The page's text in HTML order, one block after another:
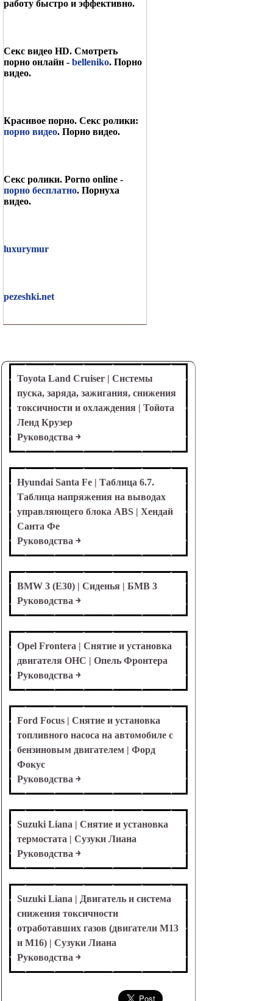
работу быстро и эффективно.
Секс видео HD. Смотреть
порно онлайн - belleniko. Порно
видео.
Красивое порно. Секс ролики:
порно видео. Порно видео.
Секс ролики. Porno online -
порно бесплатно. Порнуха
видео.
luxurymur
pezeshki.net
Toyota Land Cruiser | Системы
пуска, заряда, зажигания, снижения
токсичности и охлаждения | Тойота
Ленд Крузер
Руководства ￫
Hyundai Santa Fe | Таблица 6.7.
Таблица напряжения на выводах
управляющего блока ABS | Хендай
Санта Фе
Руководства ￫
BMW 3 (E30) | Сиденья | БМВ 3
Руководства ￫
Opel Frontera | Снятие и установка
двигателя OHC | Опель Фронтера
Руководства ￫
Ford Focus | Снятие и установка
топливного насоса на автомобиле с
бензиновым двигателем | Форд
Фокус
Руководства ￫
Suzuki Liana | Снятие и установка
термостата | Сузуки Лиана
Руководства ￫
Suzuki Liana | Двигатель и система
снижения токсичности
отработавших газов (двигатели М13
и М16) | Сузуки Лиана
Руководства ￫